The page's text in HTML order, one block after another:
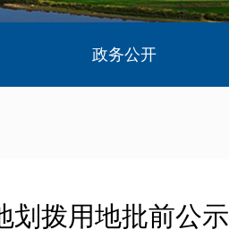
政务公开
划拨用地批前公示